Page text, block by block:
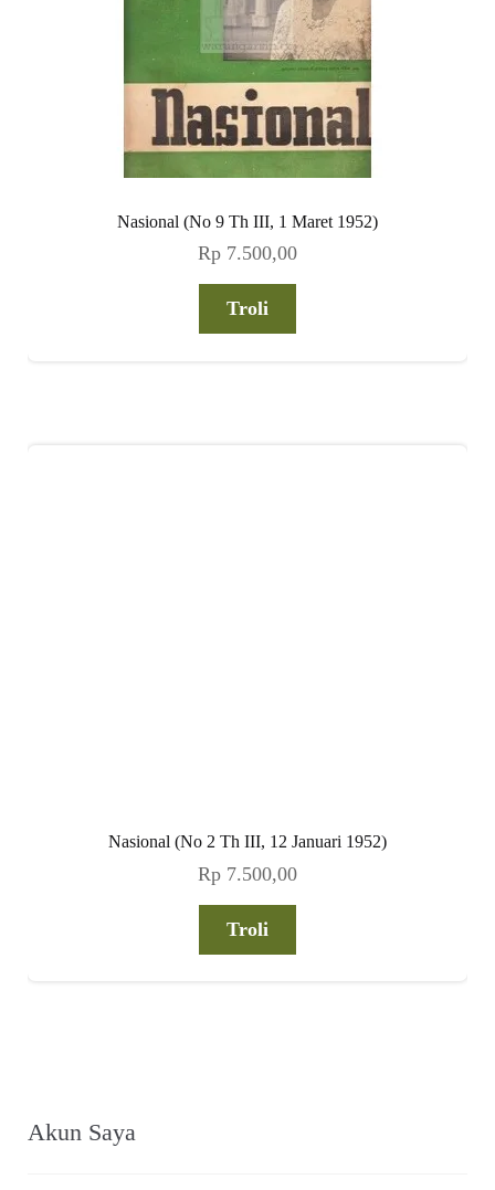
Nasional (No 9 Th III, 1 Maret 1952)
Rp 7.500,00
Troli
Nasional (No 2 Th III, 12 Januari 1952)
Rp 7.500,00
Troli
Akun Saya